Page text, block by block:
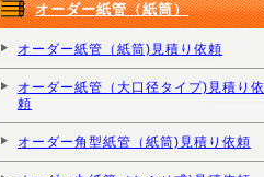
オーダー紙管（紙筒）
オーダー紙管（紙筒)見積り依頼
オーダー紙管（大口径タイプ)見積り依
頼
オーダー角型紙管（紙筒)見積り依頼